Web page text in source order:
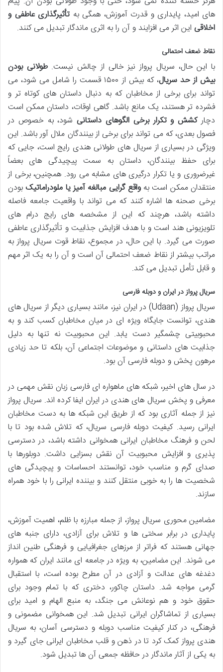
های امید، پایداری و قدرت آموزش، همگی به تأثیرگذاری عاطفی و
اخلاقی این اثر می افزایند و آن را به اثری ماندگار تبدیل می کنند.
نقاط ضعف احتمالی
با این حال، سریال پرواز نیز خالی از چالش نیست.طولانی بودن
بیش از حد سریال
، که بیش از ۱۵۰۰ قسمت را شامل می شود، می
تواند برای برخی از مخاطبان که به دنبال داستان های کوتاه تر و
فشرده تر هستند، یک مانع باشد. گاهی اوقات، داستان ممکن است
دچارکشش و تکرار برخی الگوهای داستانیشود، به خصوص در
فصول بعدی، که می تواند برای برخی از بینندگان ملال آور باشد. این
ویژگی در بسیاری از سریال های طولانی هندی رایج است، جایی که
برای حفظ بینندگان، داستان به سمت پیچیدگی های بعضاً
غیرضروری و یا تکرار درگیری های مشابه می رود. همچنین، برخی از
منتقدان ممکن است بهواقع گرایی مبالغه آمیز یا ملودراماتیک بودن
برخی صحنه ها اشاره کنند که می تواند با واقعیت جامعه فاصله
داشته باشد، هرچند که این از مشخصه های رایج درام های
تلویزیونی هند است و با هدف افزایش جذابیت و تأثیرگذاری عاطفی
صورت می گیرد. با این حال، در مجموع، نقاط قوت سریال پرواز به
مراتب بیشتر از نقاط ضعف احتمالی آن است و آن را به یک اثر مهم
و قابل تأمل تبدیل می کند.
سریال پرواز در ایران و دوبله فارسی
سریال پرواز (Udaan) در ایران نیز، مانند بسیاری دیگر از سریال های
هندی، توانست جایگاه ویژه ای در میان مخاطبان کسب کند و به
محبوبیتی چشمگیر دست یابد. این محبوبیت نه تنها به دلیل
جذابیت های داستانی و موضوعات اجتماعی آن، بلکه تا حد زیادی
مرهون پخش و دوبله فارسی آن بود.
در سال های اخیر، شبکه های ماهواره ای فارسی زبان نقش مهمی در
معرفی و پخش سریال های هندی در ایران ایفا کرده اند. سریال پرواز
نیز از جمله آثاری بود که از طریق این شبکه ها به دست مخاطبان
ایرانی رسید. کیفیت دوبله فارسی سریال، که تلاش شده بود تا با
لحن و فرهنگ مخاطبان ایرانی همخوانی داشته باشد، در دسترسی
پذیری و افزایش محبوبیت آن نقش بسزایی داشت. دوبلورها با
صدای گرم و مناسب خود، توانستند احساسات و پیچیدگی های
شخصیت ها را به خوبی منتقل کنند و بیننده ایرانی را با خود همراه
سازند.
مضامین محوری سریال پرواز، از جمله مبارزه با ظلم، اهمیت آموزش،
پایداری در برابر سختی ها و تلاش برای آزادی، دارای جنبه های
جهانی هستند که فراتر از مرزهای جغرافیایی و فرهنگی طنین انداز
می شوند. این مضامین، به ویژه در جامعه ای مانند ایران که همواره
دغدغه های عدالت و آزادی در آن مطرح بوده است، با استقبال
گرمی مواجه شد. داستان چاکور، دختری که با تمام وجود برای
حقوق خود و هم نوعانش می جنگد، به منبع الهام و امید برای
بسیاری از تماشاگران ایرانی تبدیل شد. این همخوانی مضمونی و
فرهنگی، در کنار کیفیت مناسب دوبله و دسترسی آسان، به سریال
هندی پرواز کمک کرد تا در ذهن و قلب مخاطبان ایرانی جای گیرد و
به یکی از آثار ماندگار در حافظه جمعی آن ها تبدیل شود.